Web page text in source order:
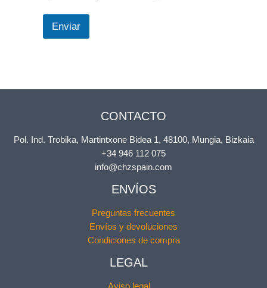
Enviar
CONTACTO
Pol. Ind. Trobika, Martintxone Bidea 1, 48100, Mungia, Bizkaia
+34 946 112 075
info@chzspain.com
ENVÍOS
Preguntas frecuentes
Envíos y devoluciones
Condiciones de compra
LEGAL